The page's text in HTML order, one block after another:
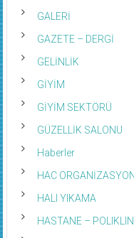
GALERİ
GAZETE – DERGİ
GELİNLİK
GİYİM
GİYİM SEKTÖRÜ
GÜZELLİK SALONU
Haberler
HAC ORGANİZASYON
HALI YIKAMA
HASTANE –